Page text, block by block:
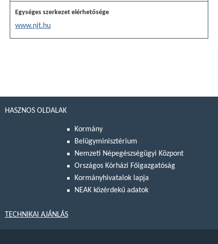
www.njt.hu
HASZNOS OLDALAK
Kormány
Belügyminisztérium
Nemzeti Népegészségügyi Központ
Országos Kórházi Főigazgatóság
Kormányhivatalok lapja
NEAK közérdekű adatok
TECHNIKAI AJÁNLÁS